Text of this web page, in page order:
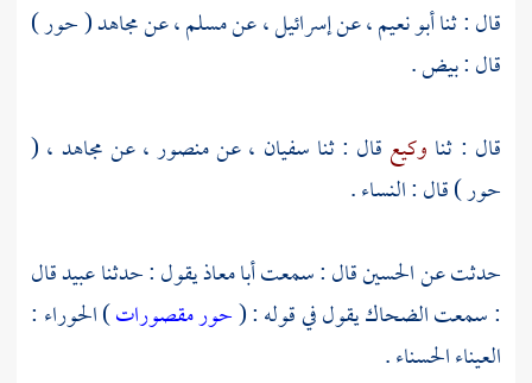
قال : ثناأبو نعيم، عنإسرائيل، عنمسلم، عنمجاهد( حور )
قال : بيض .
قال : ثنا وكيع قال : ثنا سفيان ، عنمنصور، عنمجاهد ، (
حور ) قال : النساء .
حدثت عنالحسينقال : سمعتأبا معاذيقول : حدثناعبيدقال
: سمعتالضحاكيقول في قوله : (حور مقصورات) الحوراء :
العيناء الحسناء .